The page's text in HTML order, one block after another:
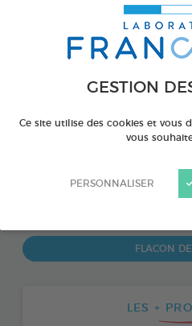
GESTION
Ce site utilise des cookies et vous
vous
PERSONNALISER
PRODUIT DISPONIBLE
FLACON DE
LES +